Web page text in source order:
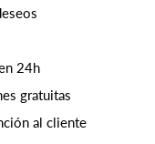
24h
gratuitas
al cliente